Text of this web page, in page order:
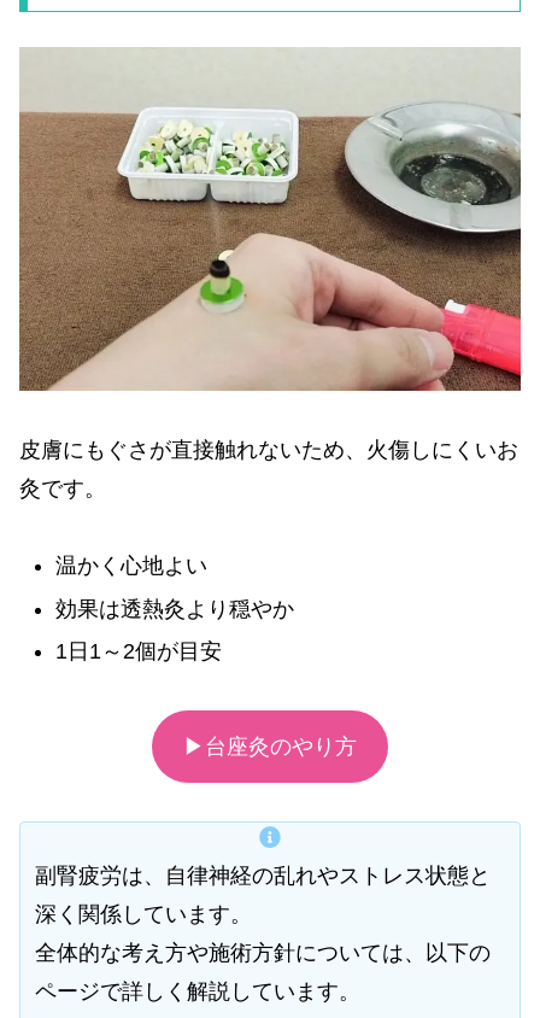
皮膚にもぐさが直接触れないため、火傷しにくいお
灸です。
温かく心地よい
効果は透熱灸より穏やか
1日1～2個が目安
▶台座灸のやり方
副腎疲労は、自律神経の乱れやストレス状態と
深く関係しています。
全体的な考え方や施術方針については、以下の
ページで詳しく解説しています。